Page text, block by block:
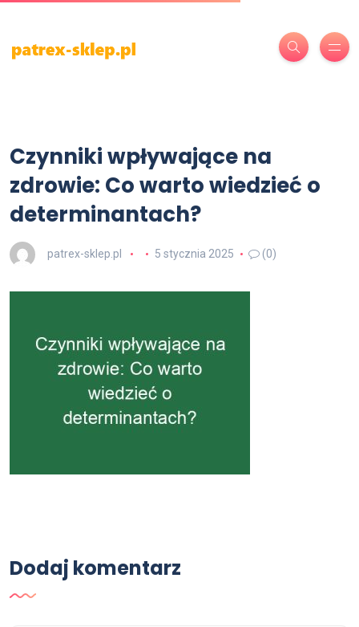
Czynniki wpływające na
zdrowie: Co warto wiedzieć o
determinantach?
patrex-sklep.pl 5 stycznia 2025 (0)
Dodaj komentarz